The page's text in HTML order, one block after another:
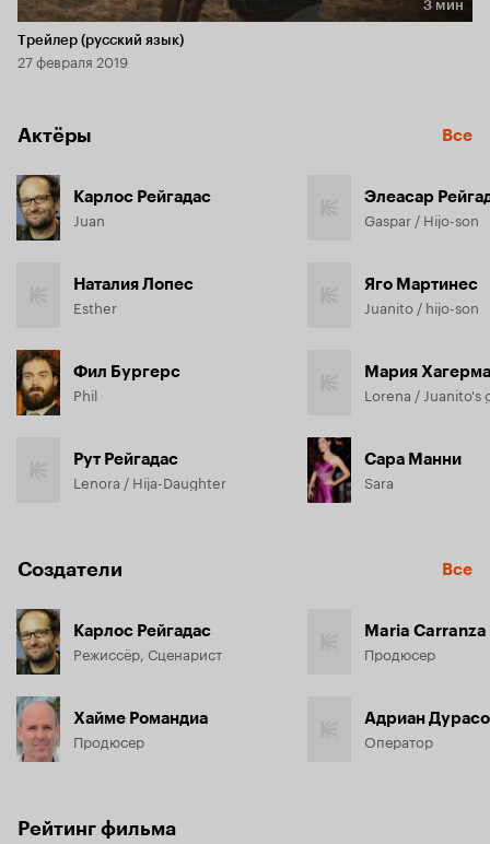
Длительность 3 мин
3 мин
Трейлер (русский язык)
27 февраля 2019
Актёры Все
Карлос Рейгадас
Juan
Наталия Лопес
Esther
Фил Бургерс
Phil
Рут Рейгадас
Lenora / Hija-Daughter
Элеасар
Gaspar / Hijo-son
Яго Мартинес
Juanito / hijo-son
Мария
Lorena / Juanito's
Сара Манни
Sara
Создатели Все
Карлос Рейгадас
Режиссёр, Сценарист
Хайме Романдиа
Продюсер
Maria Carranza
Продюсер
Адриан Дурасо
Оператор
Рейтинг фильма